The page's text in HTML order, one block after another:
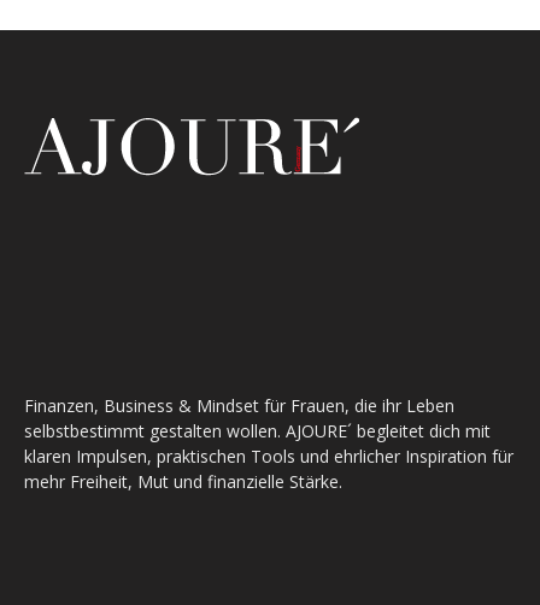
Finanzen, Business & Mindset für Frauen, die ihr Leben
selbstbestimmt gestalten wollen. AJOURE´ begleitet dich mit
klaren Impulsen, praktischen Tools und ehrlicher Inspiration für
mehr Freiheit, Mut und finanzielle Stärke.